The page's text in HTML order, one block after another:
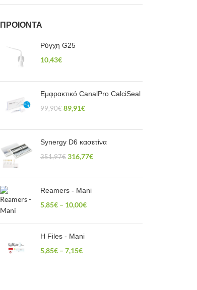
ΠΡΟΙΟΝΤΑ
Ρύγχη G25
10,43€
Εμφρακτικό CanalPro CalciSeal
99,90€ 89,91€
Synergy D6 κασετίνα
351,97€ 316,77€
Reamers - Mani
5,85€ – 10,00€
H Files - Mani
5,85€ – 7,15€